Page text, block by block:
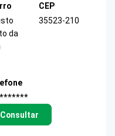
da
CEP
35523-210
Consultar